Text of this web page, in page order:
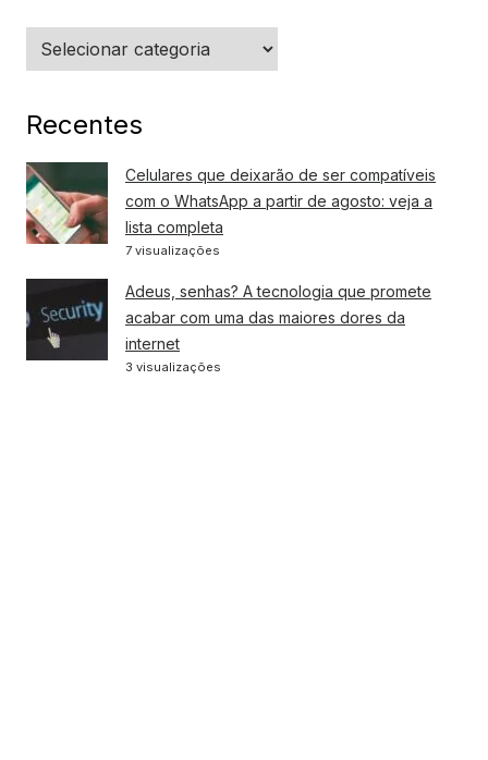
Categorias
Recentes
Celulares que deixarão de ser compatíveis
com o WhatsApp a partir de agosto: veja a
lista completa
7 visualizações
Adeus, senhas? A tecnologia que promete
acabar com uma das maiores dores da
internet
3 visualizações